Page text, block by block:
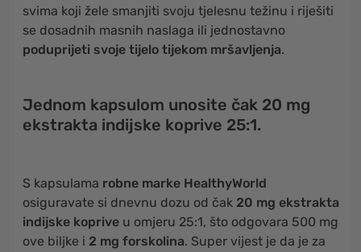
svima koji žele smanjiti svoju tjelesnu težinu i riješiti
se dosadnih masnih naslaga ili jednostavno
poduprijeti svoje tijelo tijekom mršavljenja.
Jednom kapsulom unosite čak 20 mg
ekstrakta indijske koprive 25:1.
S kapsulama robne marke HealthyWorld
osiguravate si dnevnu dozu od čak 20 mg ekstrakta
indijske koprive u omjeru 25:1, što odgovara 500 mg
ove biljke i 2 mg forskolina. Super vijest je da je za